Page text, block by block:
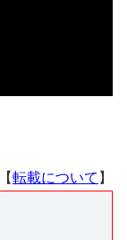
転載について 】